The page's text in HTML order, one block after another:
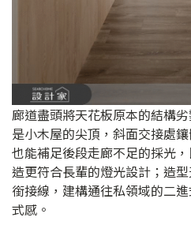
廊道盡頭將天花板原本的結構
是小木屋的尖頂，斜面交接處
也能補足後段走廊不足的採光
造更符合長輩的燈光設計；造
銜接線，建構通往私領域的二
式感。